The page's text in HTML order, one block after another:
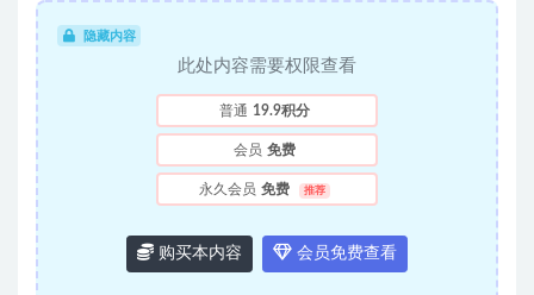
隐藏内容
此处内容需要权限查看
普通 19.9积分
会员 免费
永久会员 免费 推荐
购买本内容 会员免费查看